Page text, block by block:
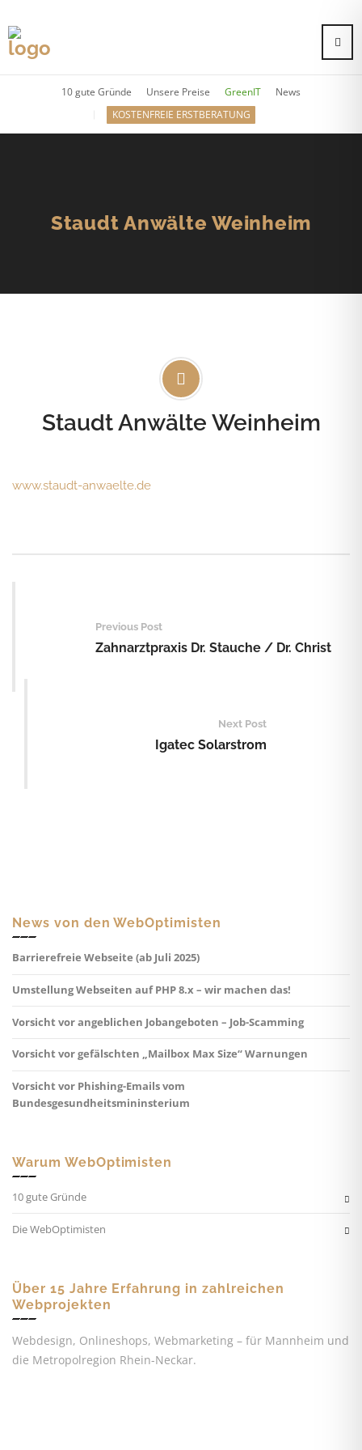
10 gute Gründe Unsere Preise GreenIT
News
KOSTENFREIE ERSTBERATUNG
Staudt Anwälte Weinheim
Staudt Anwälte Weinheim
www.staudt-anwaelte.de
navigationPrevious Post
Zahnarztpraxis Dr. Stauche / Dr. Christ
Next Post
Igatec Solarstrom
News von den WebOptimisten
Barrierefreie Webseite (ab Juli 2025)
Umstellung Webseiten auf PHP 8.x – wir machen das!
Vorsicht vor angeblichen Jobangeboten – Job-Scamming
Vorsicht vor gefälschten „Mailbox Max Size“ Warnungen
Vorsicht vor Phishing-Emails vom
Bundesgesundheitsmininsterium
Warum WebOptimisten
10 gute Gründe
Die WebOptimisten
Über 15 Jahre Erfahrung in zahlreichen
Webprojekten
Webdesign, Onlineshops, Webmarketing – für Mannheim und
die Metropolregion Rhein-Neckar.